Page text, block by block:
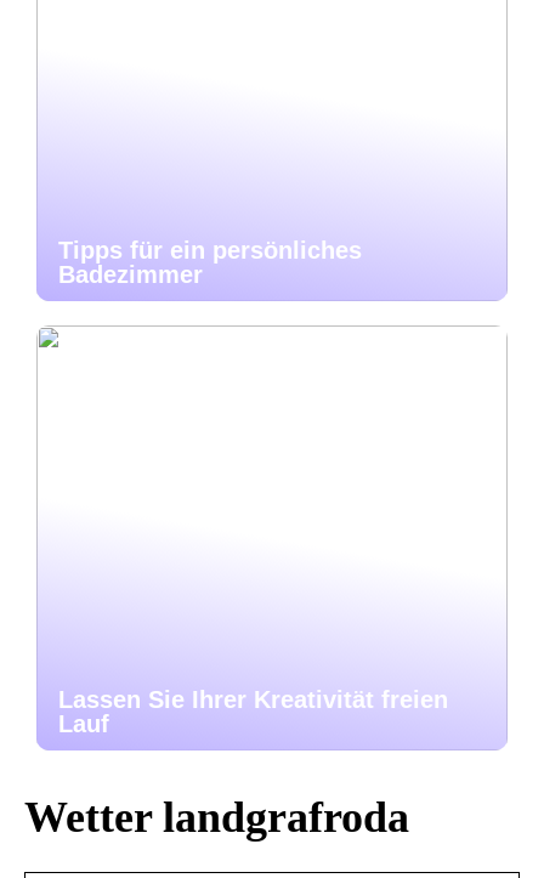
Tipps für ein persönliches
Badezimmer
Lassen Sie Ihrer Kreativität freien
Lauf
Wetter landgrafroda